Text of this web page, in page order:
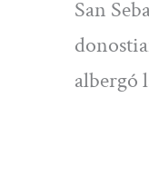
San
albergó